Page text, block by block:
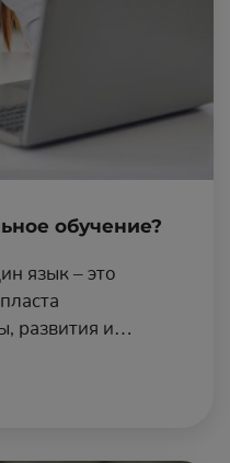
обучение?
язык – это
развития и
один (или